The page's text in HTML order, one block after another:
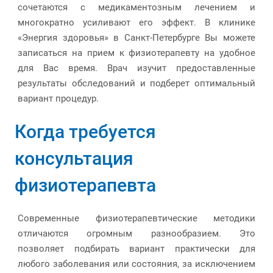
сочетаются с медикаментозным лечением и
многократно усиливают его эффект. В клинике
«Энергия здоровья» в Санкт-Петербурге Вы можете
записаться на прием к физиотерапевту на удобное
для Вас время. Врач изучит предоставленные
результаты обследований и подберет оптимальный
вариант процедур.
Когда требуется
консультация
физиотерапевта
Современные физиотерапевтические методики
отличаются огромным разнообразием. Это
позволяет подбирать вариант практически для
любого заболевания или состояния, за исключением